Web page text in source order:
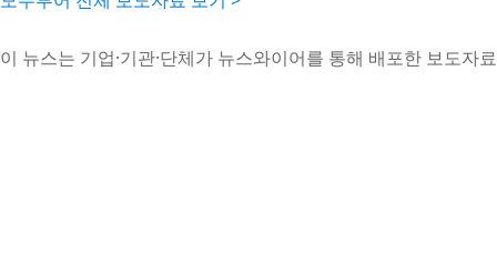
이 뉴스는 기업·기관·단체가 뉴스와이어를 통해 배포한 보도자